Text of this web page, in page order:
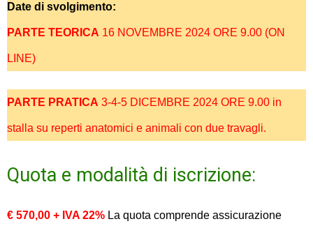
Date di svolgimento:
PARTE TEORICA 16 NOVEMBRE 2024 ORE 9.00 (ON
LINE)
PARTE PRATICA 3-4-5 DICEMBRE 2024 ORE 9.00 in
stalla su reperti anatomici e animali con due travagli.
Quota e modalità di iscrizione:
€ 570,00 + IVA 22% La quota comprende assicurazione